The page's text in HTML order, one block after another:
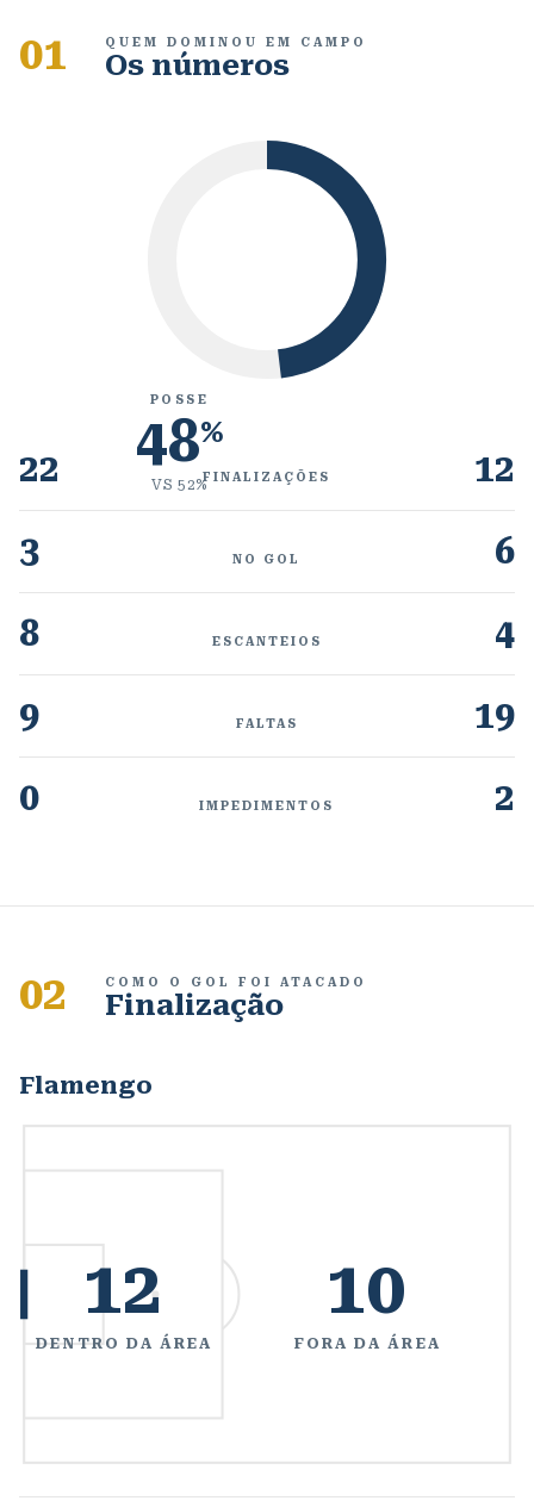
01 QUEM DOMINOU EM CAMPO
Os números
POSSE
48%
VS 52%
22 FINALIZAÇÕES
12
3
NO GOL
6
8
ESCANTEIOS
4
9
FALTAS
19
0
IMPEDIMENTOS 2
02 COMO O GOL FOI ATACADO
Finalização
Flamengo
12
DENTRO DA ÁREA
10
FORA DA ÁREA